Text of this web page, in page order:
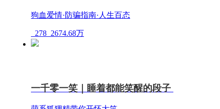
狗血爱情·防骗指南·人生百态
278 2674.68万
一千零一笑｜睡着都能笑醒的段子